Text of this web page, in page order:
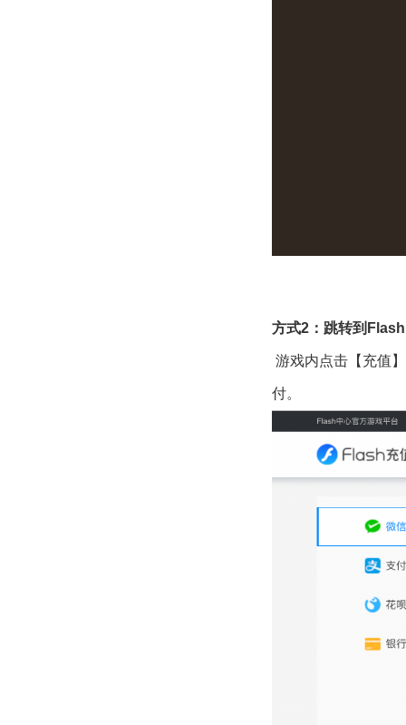
方式2 ：跳转到 Flash
游戏内点击【充值
付。